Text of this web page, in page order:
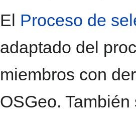
El Proceso de
adaptado del
miembros con
OSGeo.